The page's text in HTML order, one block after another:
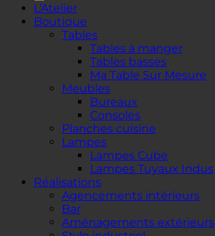
L’Atelier
Boutique
Tables
Tables à manger
Tables basses
Ma Table Sur Mesure
Meubles
Bureaux
Consoles
Planches cuisine
Lampes
Lampes Cube
Lampes Tuyaux Indus
Réalisations
Agencements intérieurs
Bar
Aménagements extérieurs